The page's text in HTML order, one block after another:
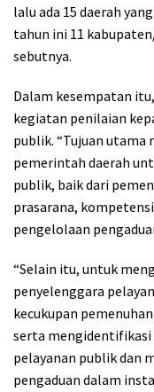
lalu ada 15 daerah
tahun ini 11
sebutnya.
Dalam kesempatan
kegiatan penilaian
publik. “Tujuan
pemerintah daerah
publik, baik dari
prasarana,
pengelolaan
“Selain itu, untuk
penyelenggara
kecukupan
serta
pelayanan publik dan
pengaduan dalam